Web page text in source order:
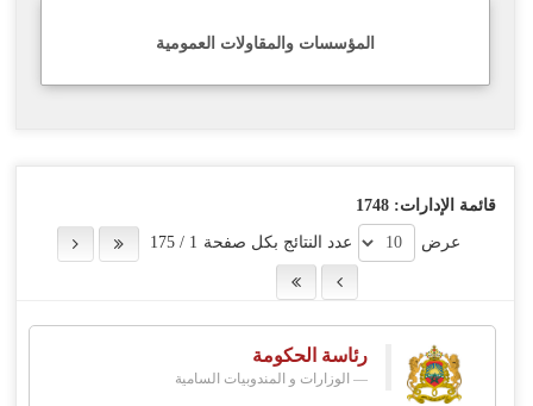
المؤسسات والمقاولات العمومية
قائمة الإدارات: 1748
عرض
عدد النتائج بكل صفحة 1
/
175
رئاسة الحكومة
الوزارات و المندوبيات السامية